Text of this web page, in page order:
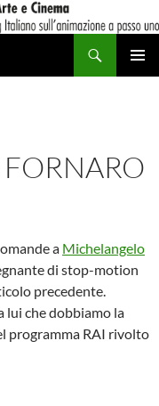
a Michelangelo
di stop-motion
precedente.
lui che dobbiamo la
programma RAI rivolto